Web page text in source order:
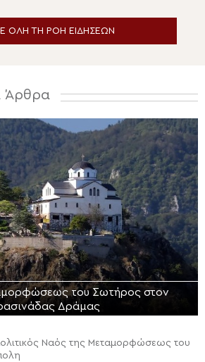
ΟΛΗ ΤΗ ΡΟΗ ΕΙΔΗΣΕΩΝ
Άρθρα
του Σωτήρος στον
Δράμας
Ναός της Μεταμορφώσεως του